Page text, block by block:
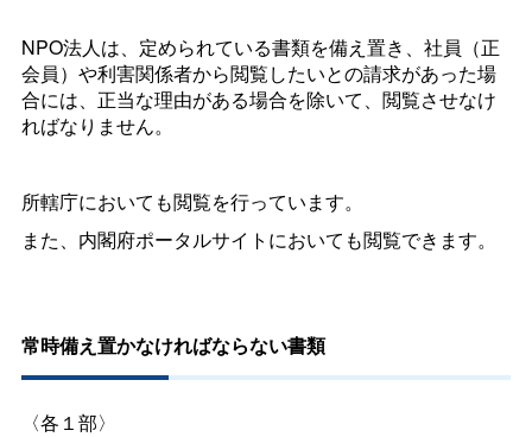
NPO法人は、定められている書類を備え置き、社員（正
会員）や利害関係者から閲覧したいとの請求があった場
合には、正当な理由がある場合を除いて、閲覧させなけ
ればなりません。
所轄庁においても閲覧を行っています。
また、内閣府ポータルサイトにおいても閲覧できます。
常時備え置かなければならない書類
〈各１部〉